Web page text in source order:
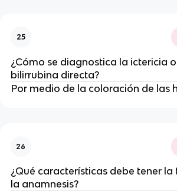
25
¿Cómo se diagnostica la ictericia
bilirrubina directa?
Por medio de la coloración de las
26
¿Qué características debe tener
la anamnesis?